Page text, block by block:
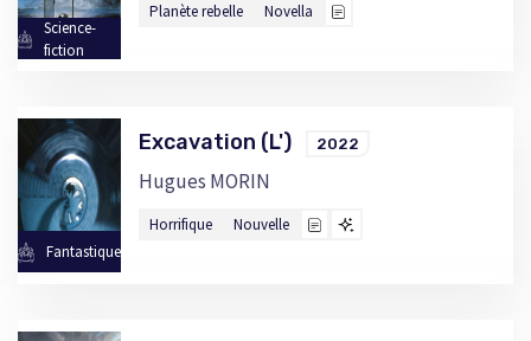
Science-
fiction
Planète rebelle Novella
Fantastique
Excavation (L') 2022
Hugues MORIN
Horrifique Nouvelle